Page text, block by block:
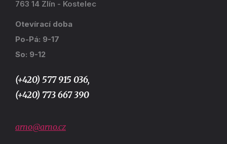
763 14 Zlín - Kostelec
Otevírací doba
Po-Pá: 9-17
So: 9-12
(+420) 577 915 036,
(+420) 773 667 390
arno@arno.cz